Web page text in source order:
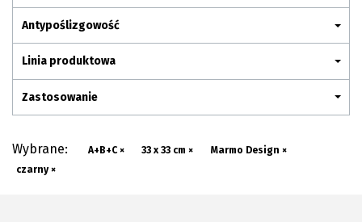
Antypoślizgowość
Linia produktowa
Zastosowanie
Wybrane: A+B+C × 33 x 33 cm ×
Marmo Design ×
czarny ×